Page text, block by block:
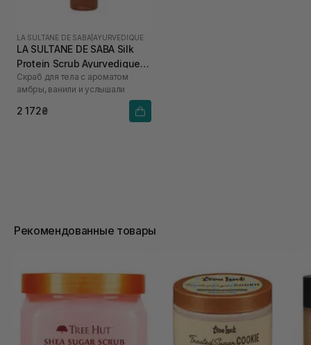
LA SULTANE DE SABA AYURVEDIQUE
LA SULTANE DE SABA Silk
Protein Scrub Ayurvedique
200 мл
Скраб для тела с ароматом
амбры, ванили и услышали
2 172₴
Рекомендованные товары